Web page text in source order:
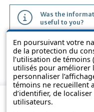
En poursuivant votre
de la protection du
l’utilisation de témoins
utilisés pour améliorer
personnaliser
témoins ne recueillent
d’identifier, de
utilisateurs.
Was the
useful to you?
The information contained
make it easier to
and regulations.